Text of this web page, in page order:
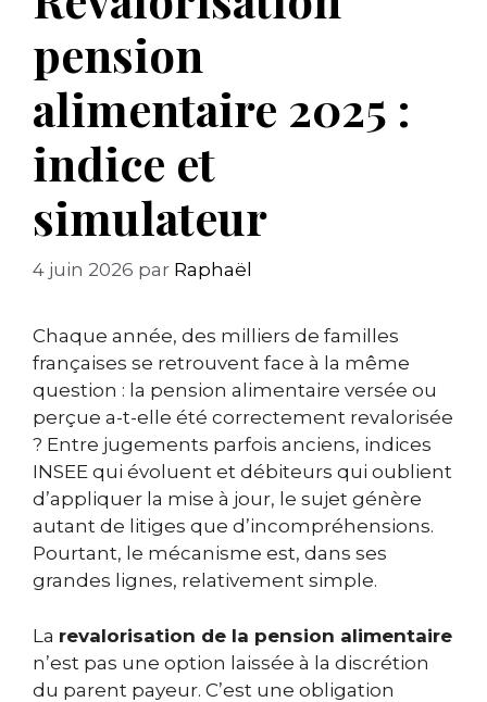
pension
alimentaire 2025 :
indice et
simulateur
4 juin 2026 par Raphaël
Chaque année, des milliers de familles
françaises se retrouvent face à la même
question : la pension alimentaire versée ou
perçue a-t-elle été correctement revalorisée
? Entre jugements parfois anciens, indices
INSEE qui évoluent et débiteurs qui oublient
d’appliquer la mise à jour, le sujet génère
autant de litiges que d’incompréhensions.
Pourtant, le mécanisme est, dans ses
grandes lignes, relativement simple.
La revalorisation de la pension alimentaire
n’est pas une option laissée à la discrétion
du parent payeur. C’est une obligation